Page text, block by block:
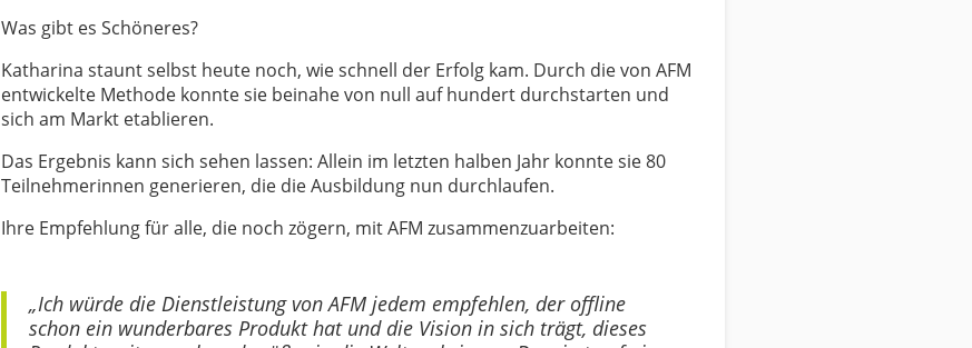
Was gibt es Schöneres?
Katharina staunt selbst heute noch, wie schnell der Erfolg kam. Durch die von AFM
entwickelte Methode konnte sie beinahe von null auf hundert durchstarten und
sich am Markt etablieren.
Das Ergebnis kann sich sehen lassen: Allein im letzten halben Jahr konnte sie 80
Teilnehmerinnen generieren, die die Ausbildung nun durchlaufen.
Ihre Empfehlung für alle, die noch zögern, mit AFM zusammenzuarbeiten:
„Ich würde die Dienstleistung von AFM jedem empfehlen, der offline
schon ein wunderbares Produkt hat und die Vision in sich trägt, dieses